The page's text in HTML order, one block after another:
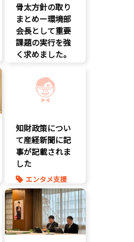
骨太方針の取り
まとめー環境部
会長として重要
課題の実行を強
く求めました。
環境部会
知的財産
知財政策につい
て産経新聞に記
事が記載されま
した
エンタメ支援
エンタメ産業
促進
報道記事
知的財産
経済政策